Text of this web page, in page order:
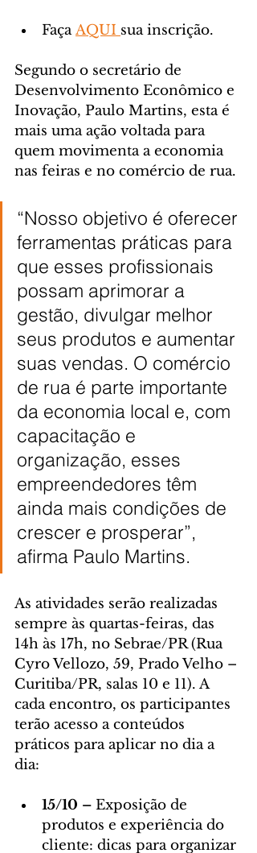
Faça AQUI sua inscrição.
Segundo o secretário de
Desenvolvimento Econômico e
Inovação, Paulo Martins, esta é
mais uma ação voltada para
quem movimenta a economia
nas feiras e no comércio de rua.
“Nosso objetivo é oferecer
ferramentas práticas para
que esses profissionais
possam aprimorar a
gestão, divulgar melhor
seus produtos e aumentar
suas vendas. O comércio
de rua é parte importante
da economia local e, com
capacitação e
organização, esses
empreendedores têm
ainda mais condições de
crescer e prosperar”,
afirma Paulo Martins.
As atividades serão realizadas
sempre às quartas-feiras, das
14h às 17h, no Sebrae/PR (Rua
Cyro Vellozo, 59, Prado Velho –
Curitiba/PR, salas 10 e 11). A
cada encontro, os participantes
terão acesso a conteúdos
práticos para aplicar no dia a
dia:
15/10 – Exposição de
produtos e experiência do
cliente: dicas para organizar